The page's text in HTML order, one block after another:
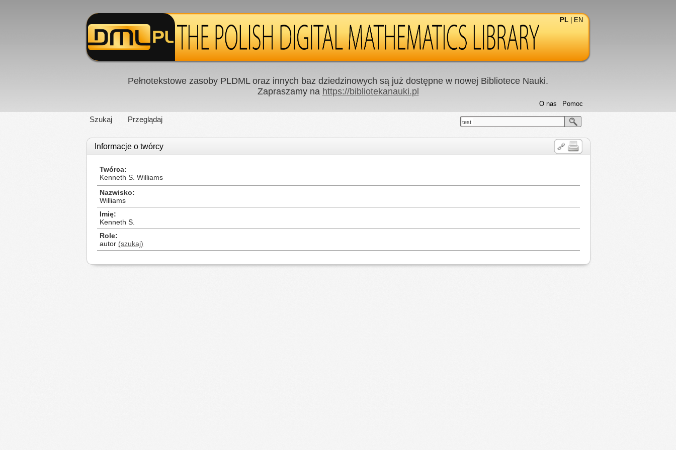
PL EN
Pełnotekstowe zasoby PLDML oraz innych baz dziedzinowych są już dostępne w nowej Bibliotece Nauki.
Zapraszamy na https://bibliotekanauki.pl
Szukaj Przeglądaj
Pomoc
O nas
test
Informacje o twórcy
Twórca
Kenneth S. Williams
Nazwisko
Williams
Imię
Kenneth S.
Role
autor (szukaj)